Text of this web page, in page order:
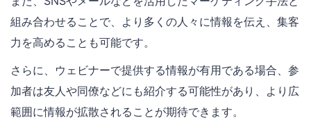
組み合わせることで、より多くの人々に情報を伝え、集客
力を高めることも可能です。
さらに、ウェビナーで提供する情報が有用である場合、参
加者は友人や同僚などにも紹介する可能性があり、より広
範囲に情報が拡散されることが期待できます。